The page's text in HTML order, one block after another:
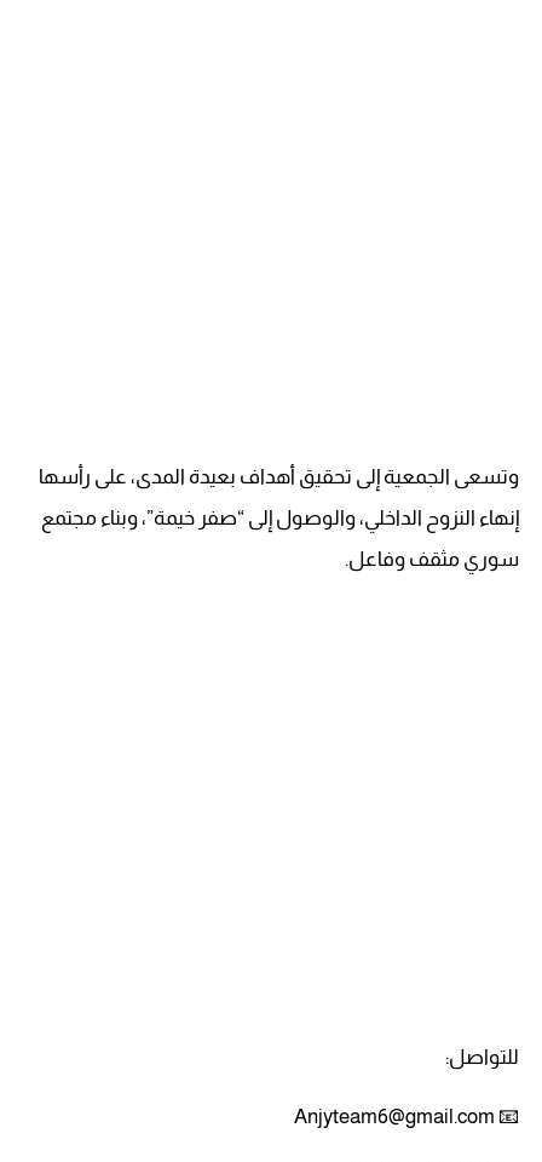
وتسعى الجمعية إلى تحقيق أهداف بعيدة المدى، على رأسها
إنهاء النزوح الداخلي، والوصول إلى “صفر خيمة”، وبناء مجتمع
سوري مثقف وفاعل.
للتواصل:
📧 Anjyteam6@gmail.com